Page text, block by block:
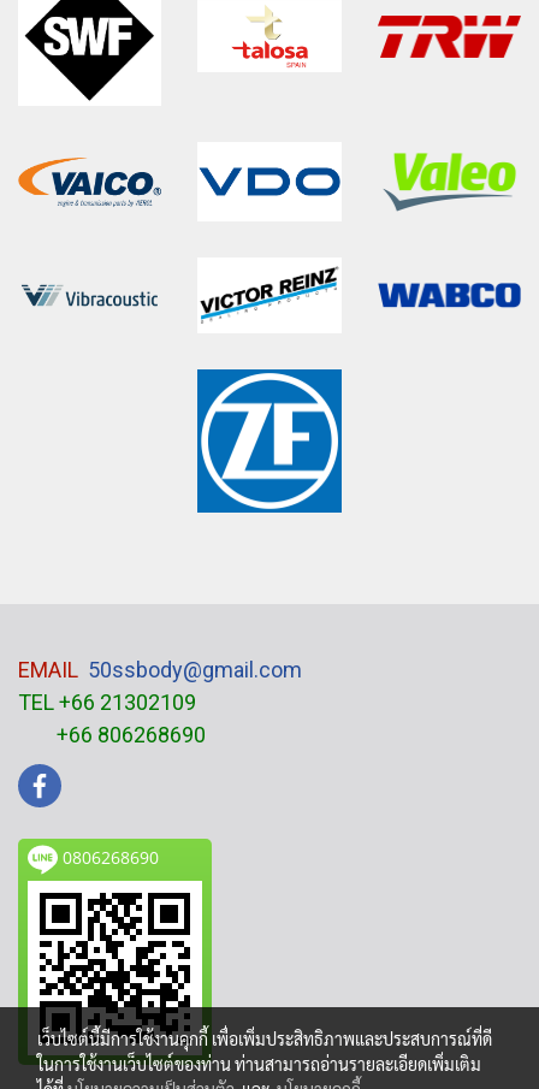
EMAIL 50ssbody@gmail.com
TEL +66 21302109
+66 806268690
0806268690
เว็บไซต์นี้มีการใช้งานคุกกี้ เพื่อเพิ่มประสิทธิภาพและประสบการณ์ที่ดี
ในการใช้งานเว็บไซต์ของท่าน ท่านสามารถอ่านรายละเอียดเพิ่มเติม